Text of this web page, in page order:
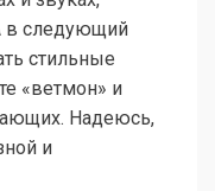
в следующий
стильные
«ветмон» и
Надеюсь,
и